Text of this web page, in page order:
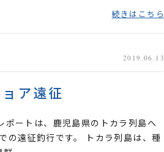
続きはこちら
2019.06.13
ア遠征
ポートは、鹿児島県のトカラ列島へ
の遠征釣行です。 トカラ列島は、種